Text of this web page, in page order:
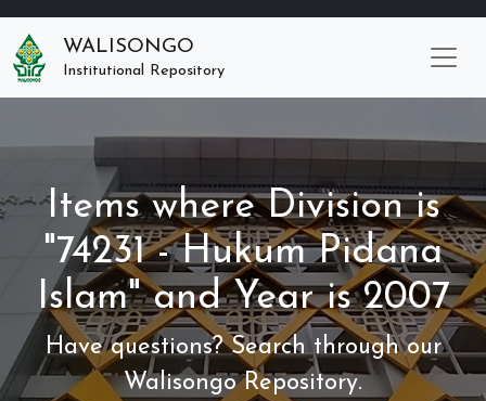
WALISONGO
Institutional Repository
Items where Division is
"74231 - Hukum Pidana
Islam" and Year is 2007
Have questions? Search through our
Walisongo Repository.